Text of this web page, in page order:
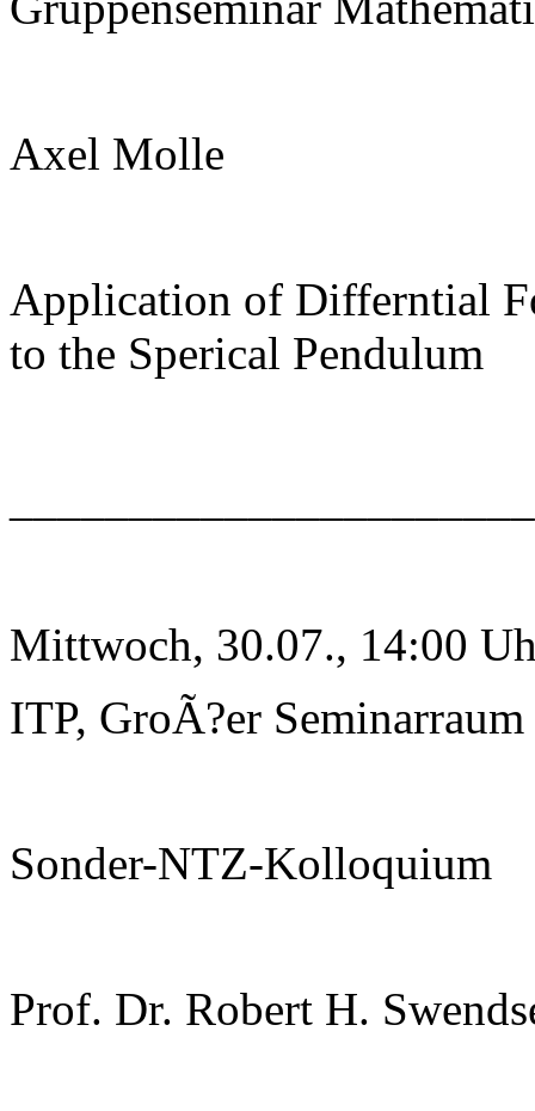
Axel Molle
Application of Differntial
to the Sperical Pendulum
Mittwoch, 30.07., 14:00
ITP, GroÃ?er Seminarraum
Sonder-NTZ-Kolloquium
Prof. Dr. Robert H.